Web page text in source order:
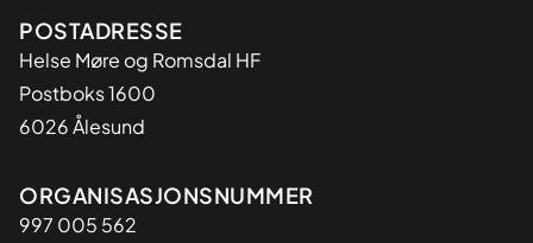
Adresse
POSTADRESSE
Helse Møre og Romsdal HF
Postboks 1600
6026 Ålesund
Organisasjon
ORGANISASJONSNUMMER
997 005 562